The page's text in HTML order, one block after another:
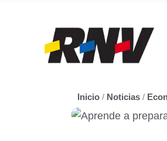
Inicio / Noticias /